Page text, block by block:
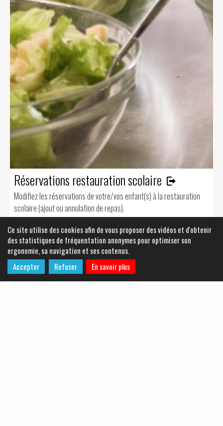
Ce site utilise des cookies afin de vous proposer des vidéos et d'obtenir
des statistiques de fréquentation anonymes pour optimiser son
ergonomie, sa navigation et ses contenus.
Accepter
Refuser En savoir plus
Réservations restauration scolaire
Modifiez les réservations de votre/vos enfant(s) à la restauration
scolaire (ajout ou annulation de repas).